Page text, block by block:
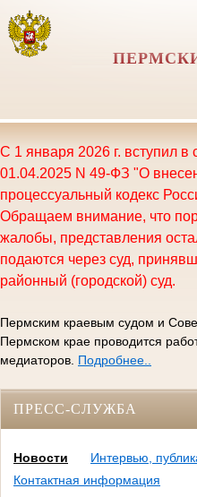
С 1 января 2026 г. вступил
01.04.2025 N 49-ФЗ "О
процессуальный кодекс
Обращаем внимание, что
жалобы, представления
подаются через суд,
районный (городской) суд.
Пермским краевым судом и
Пермском крае проводится
медиаторов. Подробнее..
ПРЕСС-СЛУЖБА
Новости
Интервью,
Контактная информация